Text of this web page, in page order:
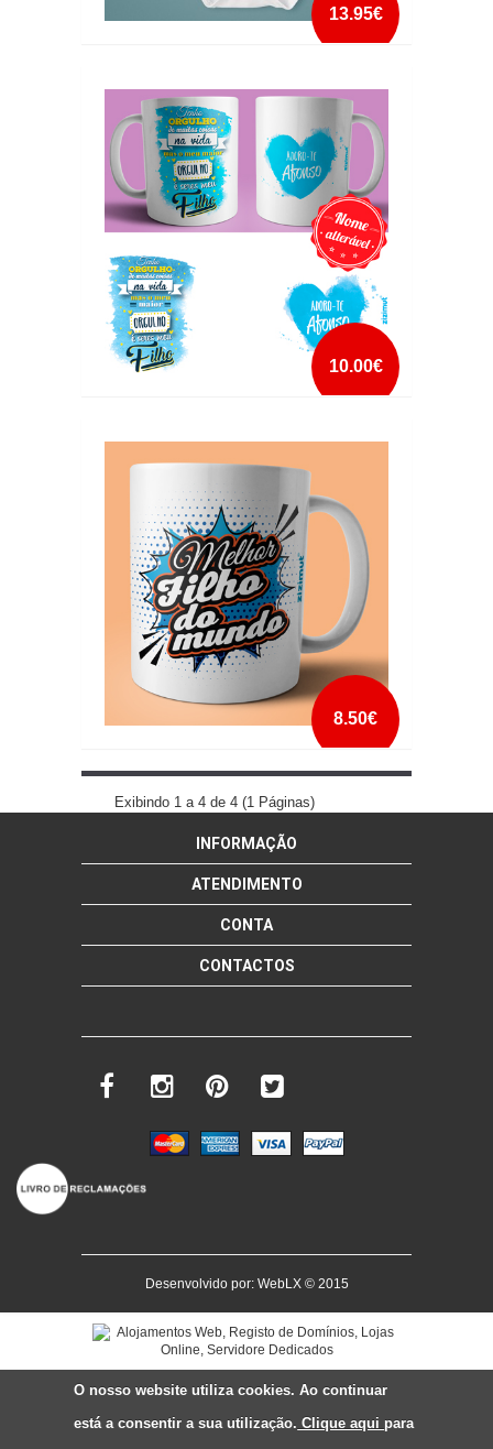
13.95€
mais info
add à lista
10.00€
mais info
add à lista
8.50€
CANECA MELHOR FILHO DO MUNDO
mais info
add à lista
Exibindo 1 a 4 de 4 (1 Páginas)
INFORMAÇÃO
ATENDIMENTO
CONTA
CONTACTOS
Desenvolvido por: WebLX© 2015
O nosso website utiliza cookies. Ao continuar
está a consentir a sua utilização. Clique aqui para